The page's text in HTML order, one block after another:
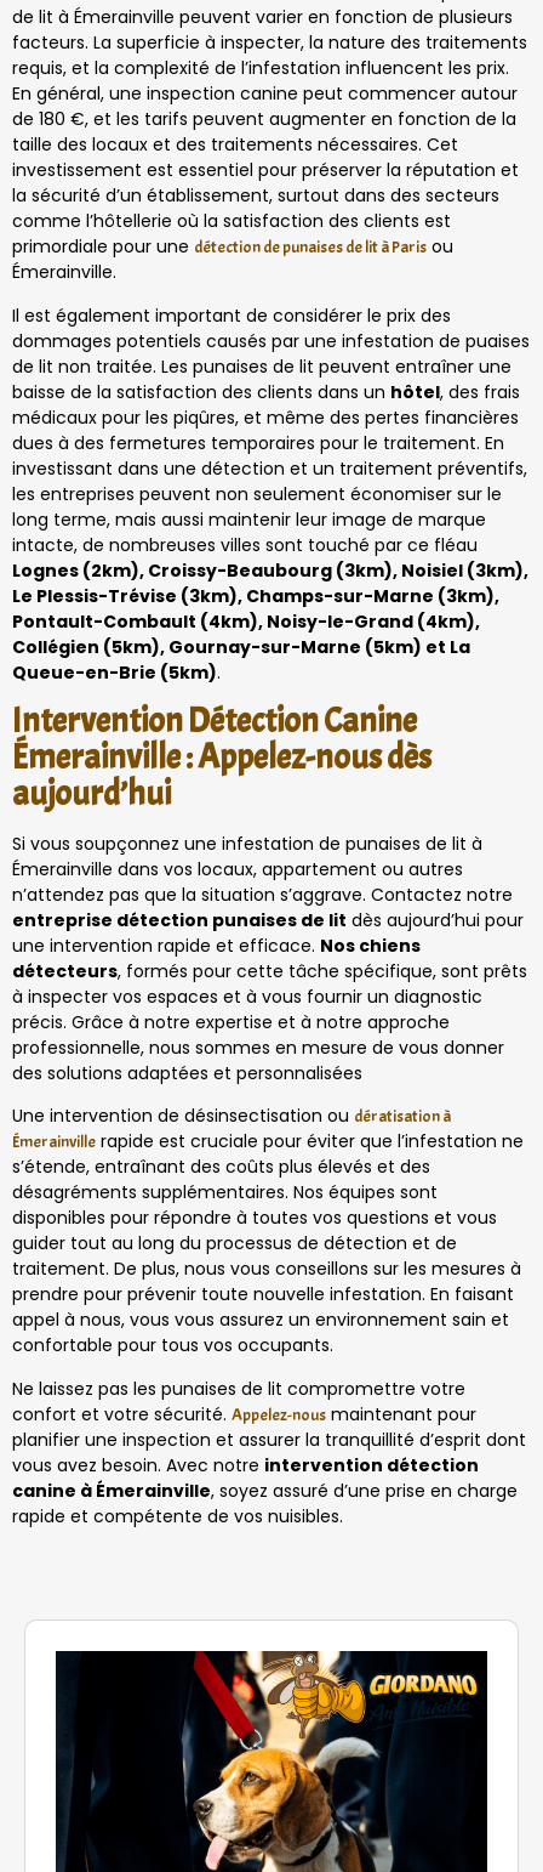
de lit à Émerainville peuvent varier en fonction de plusieurs
facteurs. La superficie à inspecter, la nature des traitements
requis, et la complexité de l’infestation influencent les prix.
En général, une inspection canine peut commencer autour
de 180 €, et les tarifs peuvent augmenter en fonction de la
taille des locaux et des traitements nécessaires. Cet
investissement est essentiel pour préserver la réputation et
la sécurité d’un établissement, surtout dans des secteurs
comme l’hôtellerie où la satisfaction des clients est
primordiale pour une détection de punaises de lit à Paris ou
Émerainville.
Il est également important de considérer le prix des
dommages potentiels causés par une infestation de puaises
de lit non traitée. Les punaises de lit peuvent entraîner une
baisse de la satisfaction des clients dans un hôtel, des frais
médicaux pour les piqûres, et même des pertes financières
dues à des fermetures temporaires pour le traitement. En
investissant dans une détection et un traitement préventifs,
les entreprises peuvent non seulement économiser sur le
long terme, mais aussi maintenir leur image de marque
intacte, de nombreuses villes sont touché par ce fléau
Lognes (2km), Croissy-Beaubourg (3km), Noisiel (3km),
Le Plessis-Trévise (3km), Champs-sur-Marne (3km),
Pontault-Combault (4km), Noisy-le-Grand (4km),
Collégien (5km), Gournay-sur-Marne (5km) et La
Queue-en-Brie (5km).
Intervention Détection Canine
Émerainville : Appelez-nous dès
aujourd’hui
Si vous soupçonnez une infestation de punaises de lit à
Émerainville dans vos locaux, appartement ou autres
n’attendez pas que la situation s’aggrave. Contactez notre
entreprise détection punaises de lit dès aujourd’hui pour
une intervention rapide et efficace. Nos chiens
détecteurs, formés pour cette tâche spécifique, sont prêts
à inspecter vos espaces et à vous fournir un diagnostic
précis. Grâce à notre expertise et à notre approche
professionnelle, nous sommes en mesure de vous donner
des solutions adaptées et personnalisées
Une intervention de désinsectisation ou dératisation à
Émerainville rapide est cruciale pour éviter que l’infestation ne
s’étende, entraînant des coûts plus élevés et des
désagréments supplémentaires. Nos équipes sont
disponibles pour répondre à toutes vos questions et vous
guider tout au long du processus de détection et de
traitement. De plus, nous vous conseillons sur les mesures à
prendre pour prévenir toute nouvelle infestation. En faisant
appel à nous, vous vous assurez un environnement sain et
confortable pour tous vos occupants.
Ne laissez pas les punaises de lit compromettre votre
confort et votre sécurité. Appelez-nous maintenant pour
planifier une inspection et assurer la tranquillité d’esprit dont
vous avez besoin. Avec notre intervention détection
canine à Émerainville, soyez assuré d’une prise en charge
rapide et compétente de vos nuisibles.